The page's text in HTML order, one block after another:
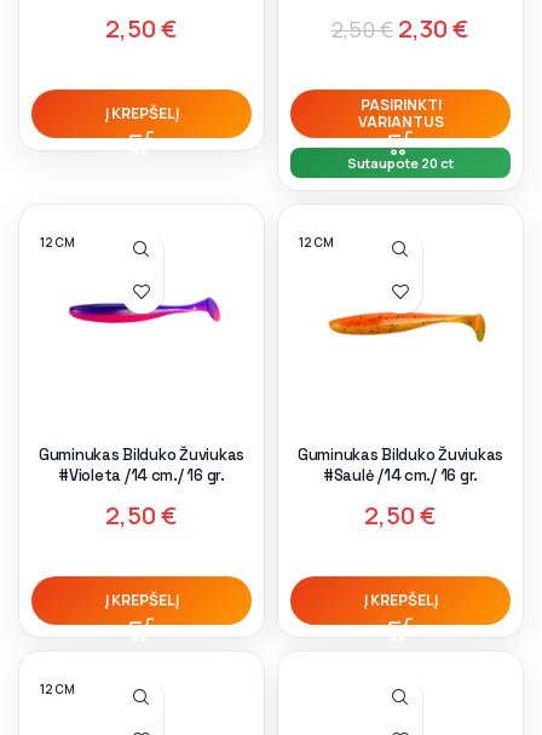
2,50€
Į KREPŠELĮ
2,50€ 2,30€
PASIRINKTI
VARIANTUS
Sutaupote 20 ct
12 CM
Guminukas Bilduko Žuviukas
#Violeta /14 cm./ 16 gr.
2,50€
Į KREPŠELĮ
12 CM
Guminukas Bilduko Žuviukas
#Saulė /14 cm./ 16 gr.
2,50€
Į KREPŠELĮ
12 CM